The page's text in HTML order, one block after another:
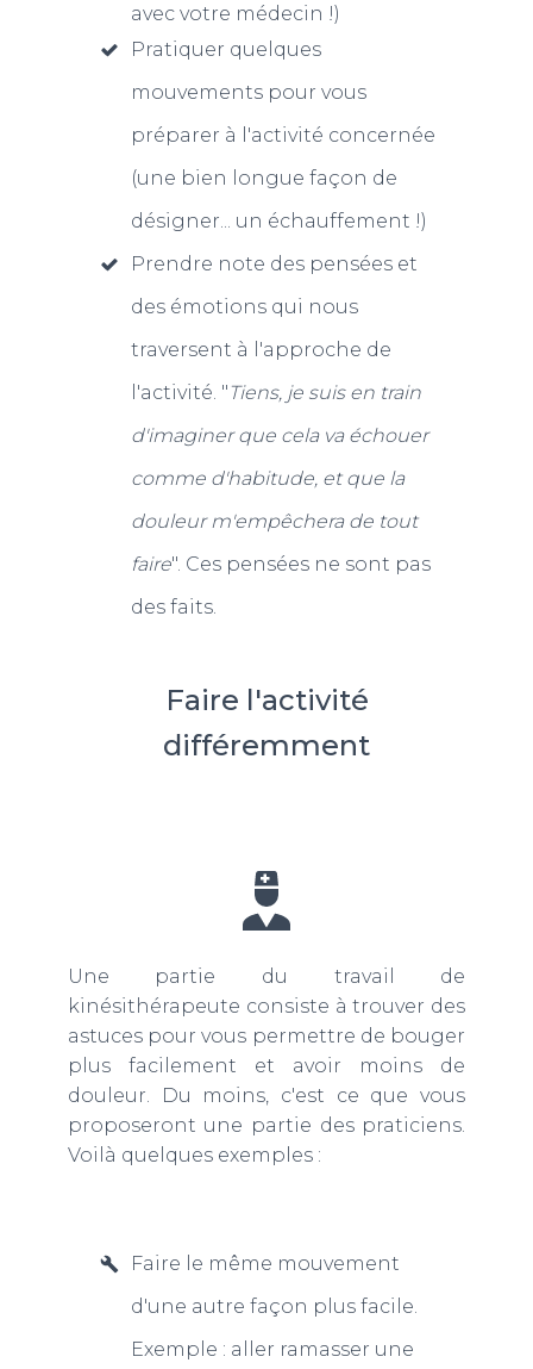
avec votre médecin !)
Pratiquer quelques
mouvements pour vous
préparer à l'activité concernée
(une bien longue façon de
désigner... un échauffement !)
Prendre note des pensées et
des émotions qui nous
traversent à l'approche de
l'activité. "Tiens, je suis en train
d'imaginer que cela va échouer
comme d'habitude, et que la
douleur m'empêchera de tout
faire". Ces pensées ne sont pas
des faits.
Faire l'activité
différemment
Une partie du travail de
kinésithérapeute consiste à trouver des
astuces pour vous permettre de bouger
plus facilement et avoir moins de
douleur. Du moins, c'est ce que vous
proposeront une partie des praticiens.
Voilà quelques exemples :
Faire le même mouvement
d'une autre façon plus facile.
Exemple : aller ramasser une